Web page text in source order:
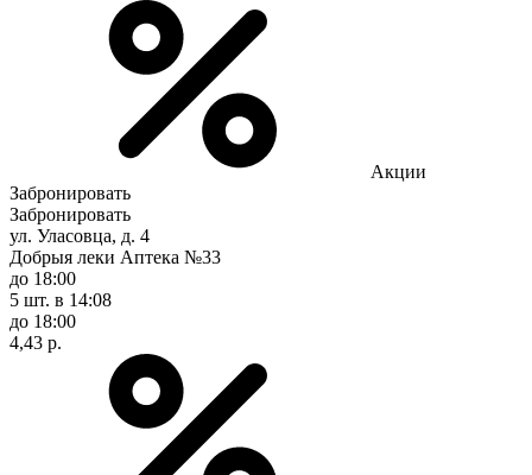
Акции
Забронировать
Забронировать
ул. Уласовца, д. 4
Добрыя леки Аптека №33
до 18:00
5 шт. в 14:08
до 18:00
4,43 р.